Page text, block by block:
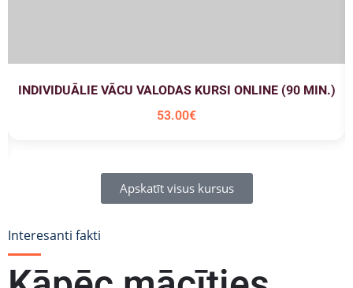
INDIVIDUĀLIE VĀCU VALODAS KURSI ONLINE (90 MIN.)
53.00€
Apskatīt visus kursus
Interesanti fakti